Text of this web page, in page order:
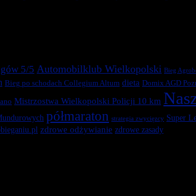
5/5 Automobilklub Wielkopolski Bieg
Bieg po schodach Collegium Altum dieta Domix AGD
Mistrzostwa Wielkopolski Policji 10 km
półmaraton strategia zwycięzcy Super
zdrowe odżywianie zdrowe zasady